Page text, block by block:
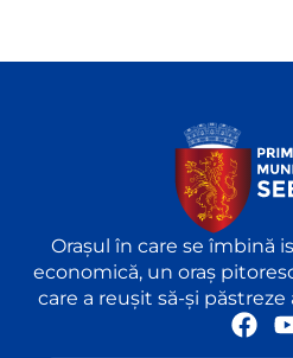
Orașul în care se îmbină
economică, un oraș
care a reușit să-și
F